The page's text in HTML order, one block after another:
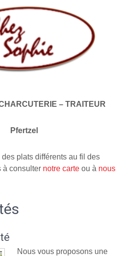
– TRAITEUR
Pfertzel
plats différents au fil des
à consulter notre carte ou à nous
Nous vous proposons une